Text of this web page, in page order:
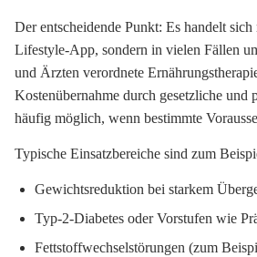
Der entscheidende Punkt: Es handelt
Lifestyle-App, sondern in vielen Fällen
und Ärzten verordnete
Kostenübernahme durch gesetzliche und
häufig möglich, wenn bestimmte
Typische Einsatzbereiche sind zum
Gewichtsreduktion bei starkem
Typ-2-Diabetes oder Vorstufen wie
Fettstoffwechselstörungen (zum